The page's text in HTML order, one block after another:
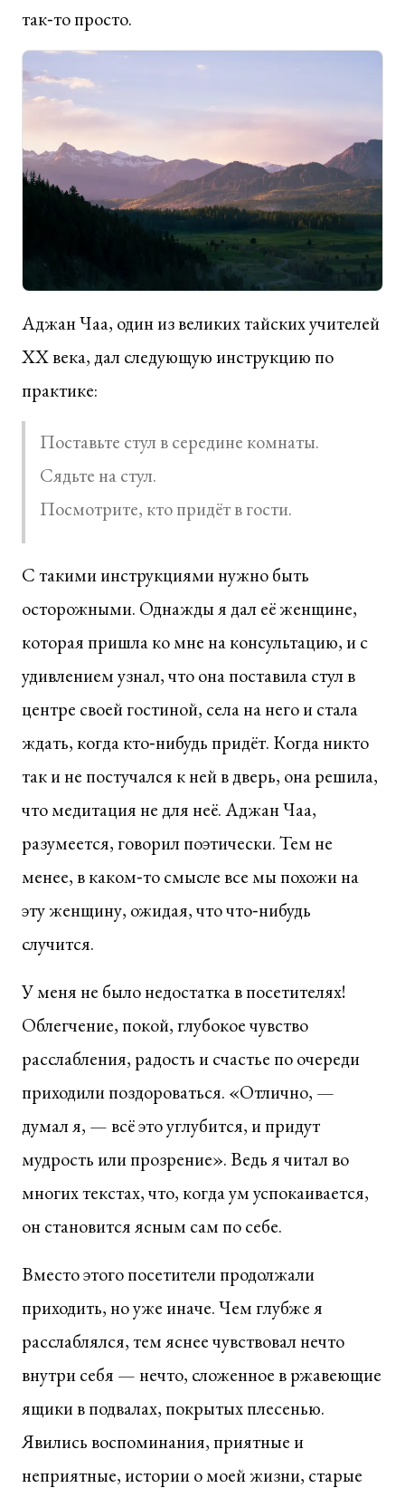
так‑то просто.
Аджан Чаа, один из великих тайских учителей
XX века, дал следующую инструкцию по
практике:
Поставьте стул в середине комнаты.
Сядьте на стул.
Посмотрите, кто придёт в гости.
С такими инструкциями нужно быть
осторожными. Однажды я дал её женщине,
которая пришла ко мне на консультацию, и с
удивлением узнал, что она поставила стул в
центре своей гостиной, села на него и стала
ждать, когда кто‑нибудь придёт. Когда никто
так и не постучался к ней в дверь, она решила,
что медитация не для неё. Аджан Чаа,
разумеется, говорил поэтически. Тем не
менее, в каком‑то смысле все мы похожи на
эту женщину, ожидая, что что‑нибудь
случится.
У меня не было недостатка в посетителях!
Облегчение, покой, глубокое чувство
расслабления, радость и счастье по очереди
приходили поздороваться. «Отлично, —
думал я, — всё это углубится, и придут
мудрость или прозрение». Ведь я читал во
многих текстах, что, когда ум успокаивается,
он становится ясным сам по себе.
Вместо этого посетители продолжали
приходить, но уже иначе. Чем глубже я
расслаблялся, тем яснее чувствовал нечто
внутри себя — нечто, сложенное в ржавеющие
ящики в подвалах, покрытых плесенью.
Явились воспоминания, приятные и
неприятные, истории о моей жизни, старые